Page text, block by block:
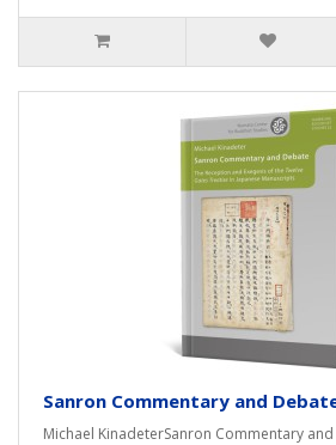
Sanron Commentary and
Michael KinadeterSanron Commentary